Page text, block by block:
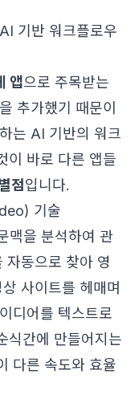
기반 워크플로우
앱으로 주목받는
추가했기 때문이
는 AI 기반의 워크
이 바로 다른 앱들
점입니다.
기술
맥을 분석하여 관
자동으로 찾아 영
사이트를 헤매며
디어를 텍스트로
식간에 만들어지는
다른 속도와 효율